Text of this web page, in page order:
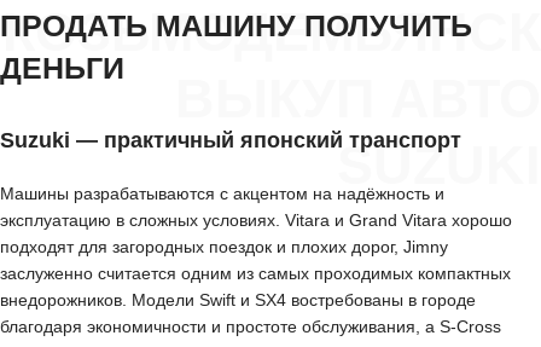
КОЗЬМОДЕМЬЯНСК
SUZUKI
ПРОДАТЬ МАШИНУ ПОЛУЧИТЬ
ДЕНЬГИ
Suzuki — практичный японский транспорт
Машины разрабатываются с акцентом на надёжность и
эксплуатацию в сложных условиях. Vitara и Grand Vitara хорошо
подходят для загородных поездок и плохих дорог, Jimny
заслуженно считается одним из самых проходимых компактных
внедорожников. Модели Swift и SX4 востребованы в городе
благодаря экономичности и простоте обслуживания, а S-Cross